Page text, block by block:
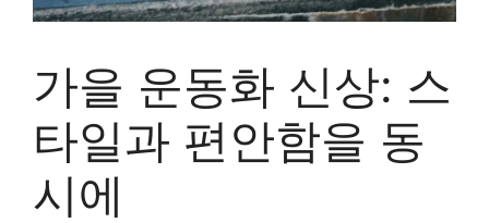
가을 운동화 신상: 스
타일과 편안함을 동
시에